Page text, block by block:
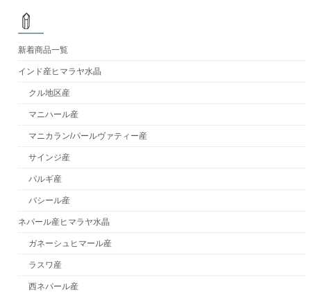
新着商品一覧
インド産ヒマラヤ水晶
クル地区産
マニハール産
マニカラン/パールヴァティー産
サインジ産
パルギ産
バシール産
ネパール産ヒマラヤ水晶
ガネーシュヒマール産
ラスワ産
西ネパール産